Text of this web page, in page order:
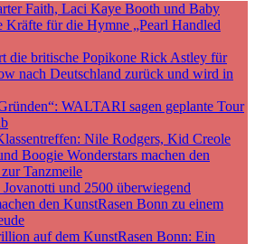
Faith, Laci Kaye Booth und Baby
Kräfte für die Hymne „Pearl Handled
die britische Popikone Rick Astley für
nach Deutschland zurück und wird in
WALTARI sagen geplante Tour
Nile Rodgers, Kid Creole
Boogie Wonderstars machen den
Tanzmeile
und 2500 überwiegend
den KunstRasen Bonn zu einem
auf dem KunstRasen Bonn: Ein